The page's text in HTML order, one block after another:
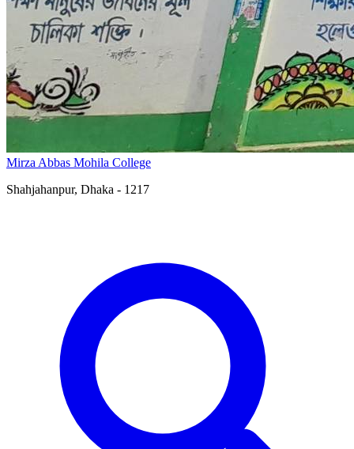
Mirza Abbas Mohila College
Shahjahanpur, Dhaka - 1217